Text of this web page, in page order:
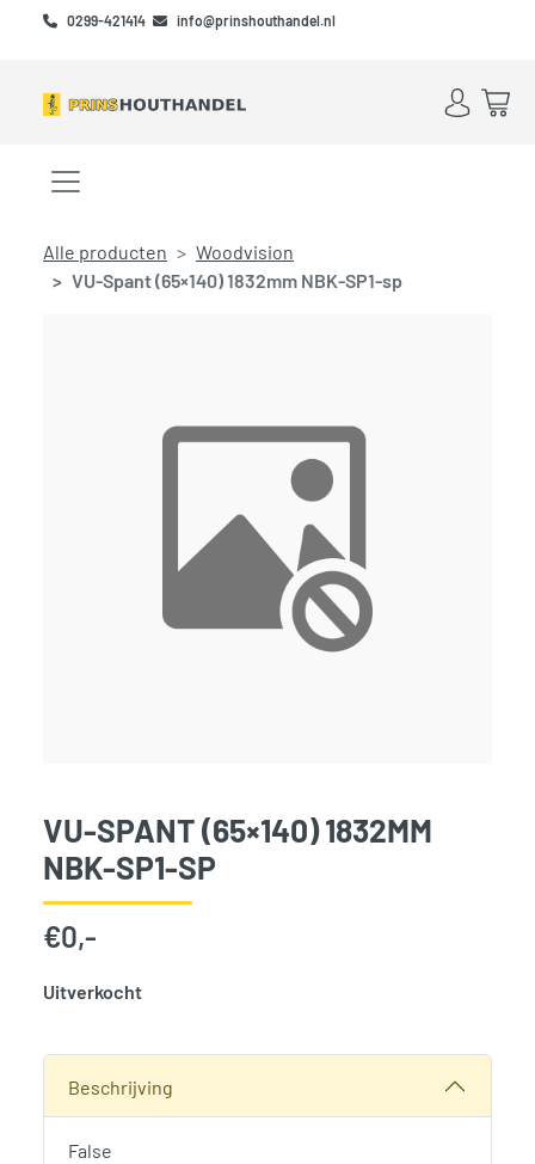
Skip to main content
Skip to footer
0299-421414 info@prinshouthandel.nl
Account
Menu openen/sluiten
Alle producten
Woodvision
VU-Spant (65×140) 1832mm NBK-SP1-sp
VU-SPANT (65×140) 1832MM
NBK-SP1-SP
€0,-
Uitverkocht
Beschrijving
False